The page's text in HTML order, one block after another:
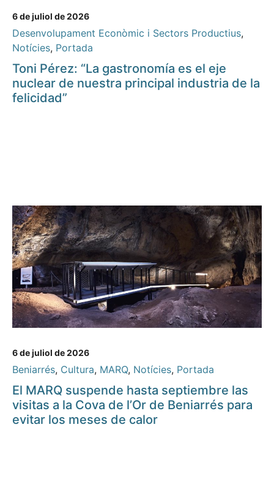
6 de juliol de 2026
Desenvolupament Econòmic i Sectors Productius,
Notícies, Portada
Toni Pérez: “La gastronomía es el eje
nuclear de nuestra principal industria de la
felicidad”
6 de juliol de 2026
Beniarrés, Cultura, MARQ, Notícies, Portada
El MARQ suspende hasta septiembre las
visitas a la Cova de l’Or de Beniarrés para
evitar los meses de calor